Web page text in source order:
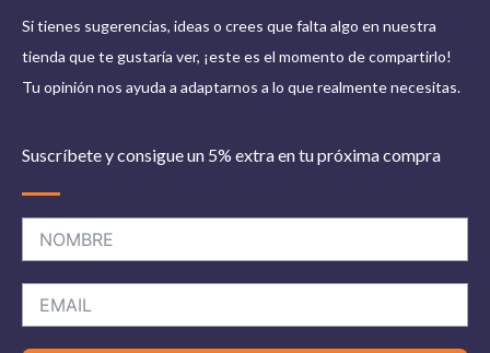
Si tienes sugerencias, ideas o crees que falta algo en nuestra
tienda que te gustaría ver, ¡este es el momento de compartirlo!
Tu opinión nos ayuda a adaptarnos a lo que realmente necesitas.
Suscríbete y consigue un 5% extra en tu próxima compra